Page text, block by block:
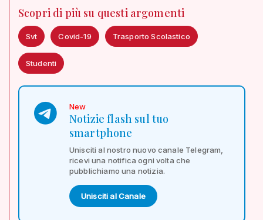
Scopri di più su questi argomenti
Svt Covid-19 Trasporto Scolastico
Studenti
New
Notizie flash sul tuo
smartphone
Unisciti al nostro nuovo canale Telegram,
ricevi una notifica ogni volta che
pubblichiamo una notizia.
Unisciti al Canale